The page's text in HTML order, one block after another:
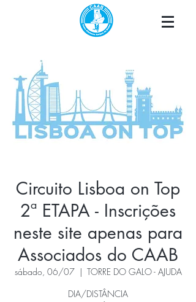
Circuito Lisboa on Top
2ª ETAPA - Inscrições
neste site apenas para
Associados do CAAB
sábado, 06/07
  |
TORRE DO GALO - AJUDA
DIA/DISTÂNCIA